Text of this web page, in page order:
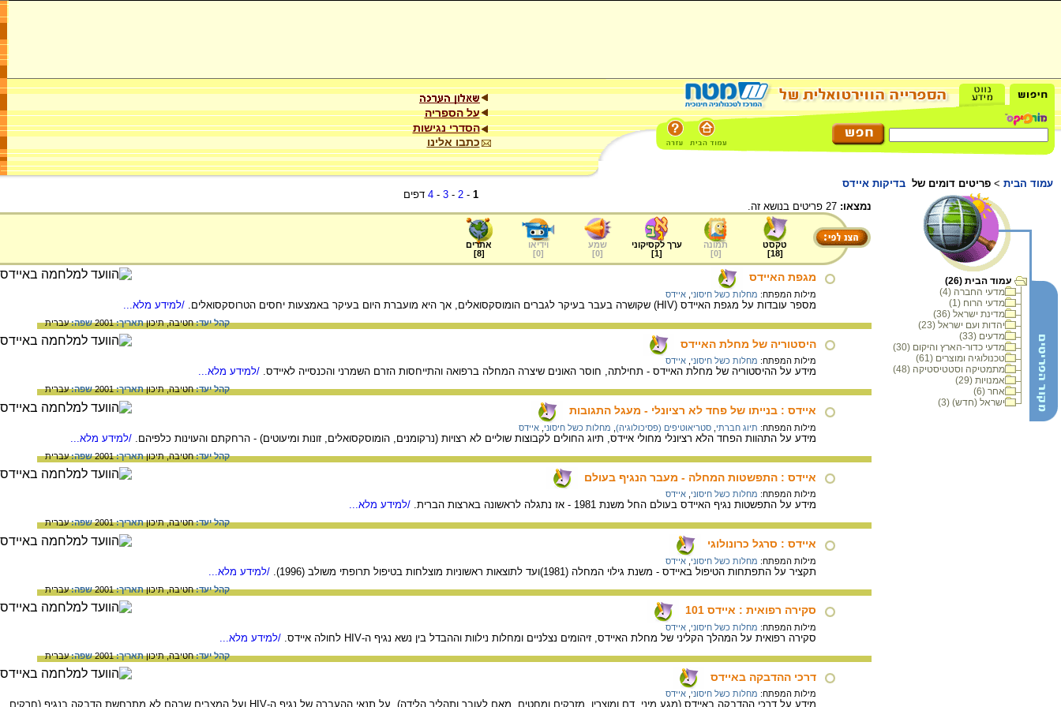
על הספריה
הסדרי נגישות
כתבו אלינו
עמוד הבית > פריטים דומים של בדיקות איידס
עמוד הבית (26)
מדעי החברה (4)
מדעי הרוח (1)
מדינת ישראל (36)
יהדות ועם ישראל (23)
מדעים (33)
מדעי כדור-הארץ והיקום (30)
טכנולוגיה ומוצרים (61)
מתמטיקה וסטטיסטיקה (48)
אמנויות (29)
אחר (6)
ישראל (חדש) (3)
1
-
2
-
3
-
4 דפים
נמצאו:
טקסט
[
18
]
תמונה
[
0
]
ערך לקסיקוני
[
1
]
שמע
[
0
]
וידיאו
[
0
]
אתרים
[
8
]
מגפת האיידס
מילות המפתח: מחלות כשל חיסוני איידס
מספר עובדות על מגפת האיידס (HIV) שקושרה בעבר בעיקר לגברים הומוסקסואלים, אך היא מועברת היום בעיקר באמצעות יחסים הטרוסקסואלים. /למידע מלא...
קהל יעד:חטיבה,תיכוןתאריך:2001 שפה:עברית
היסטוריה של מחלת האיידס
מילות המפתח: מחלות כשל חיסוני איידס
מידע על ההיסטוריה של מחלת האיידס - תחילתה, חוסר האונים שיצרה המחלה ברפואה והתייחסות הזרם השמרני והכנסייה לאיידס. /למידע מלא...
קהל יעד:חטיבה,תיכוןתאריך:2001 שפה:עברית
איידס : בנייתו של פחד לא רציונלי - מעגל התגובות
מילות המפתח: תיוג חברתי סטריאוטיפים (פסיכולוגיה) מחלות כשל חיסוני איידס
מידע על התהוות הפחד הלא רציונלי מחולי איידס, תיוג החולים לקבוצות שוליים לא רצויות (נרקומנים, הומוסקסואלים, זונות ומיעוטים) - הרחקתם והעוינות כלפיהם. /למידע מלא...
קהל יעד:חטיבה,תיכוןתאריך:2001 שפה:עברית
איידס : התפשטות המחלה - מעבר הנגיף בעולם
מילות המפתח: מחלות כשל חיסוני איידס
מידע על התפשטות נגיף האיידס בעולם החל משנת 1981 - אז נתגלה לראשונה בארצות הברית. /למידע מלא...
קהל יעד:חטיבה,תיכוןתאריך:2001 שפה:עברית
איידס : סרגל כרונולוגי
מילות המפתח: מחלות כשל חיסוני איידס
תקציר על התפתחות הטיפול באיידס - משנת גילוי המחלה (1981)ועד לתוצאות ראשוניות מוצלחות בטיפול תרופתי משולב (1996). /למידע מלא...
קהל יעד:חטיבה,תיכוןתאריך:2001 שפה:עברית
סקירה רפואית : איידס 101
מילות המפתח: מחלות כשל חיסוני איידס
סקירה רפואית על המהלך הקליני של מחלת האיידס, זיהומים נצלניים ומחלות נילוות וההבדל בין נשא נגיף ה-HIV לחולה איידס. /למידע מלא...
קהל יעד:חטיבה,תיכוןתאריך:2001 שפה:עברית
דרכי ההדבקה באיידס
מילות המפתח: מחלות כשל חיסוני איידס
מידע על דרכי ההדבקה באיידס (מגע מיני, דם ומוצריו, מזרקים ומחטים, מאם לעובר ותהליך הלידה), על תנאי ההעברה של נגיף ה-HIV ועל המצבים שבהם לא מתרחשת הדבקה בנגיף (חרקים